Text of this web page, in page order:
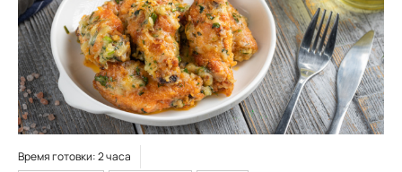
Время готовки: 2 часа